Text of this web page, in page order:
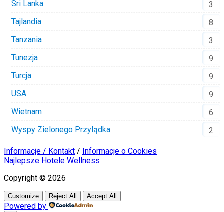
Sri Lanka
3
Tajlandia
8
Tanzania
3
Tunezja
9
Turcja
9
USA
9
Wietnam
6
Wyspy Zielonego Przylądka
2
Informacje / Kontakt / Informacje o Cookies
Najlepsze Hotele Wellness
Copyright © 2026
Customize Reject All Accept All
Powered by